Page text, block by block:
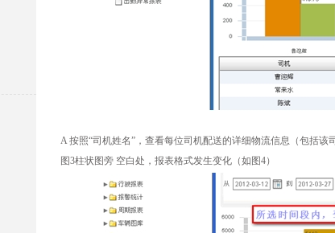
A 按照“司机姓名”，查看每位司机配送的详细物流信息（包括
图3柱状图旁 空白处，报表格式发生变化（如图4）